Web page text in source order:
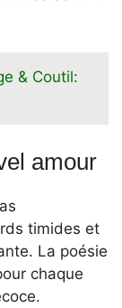
& Coutil:
amour
timides et
La poésie
chaque